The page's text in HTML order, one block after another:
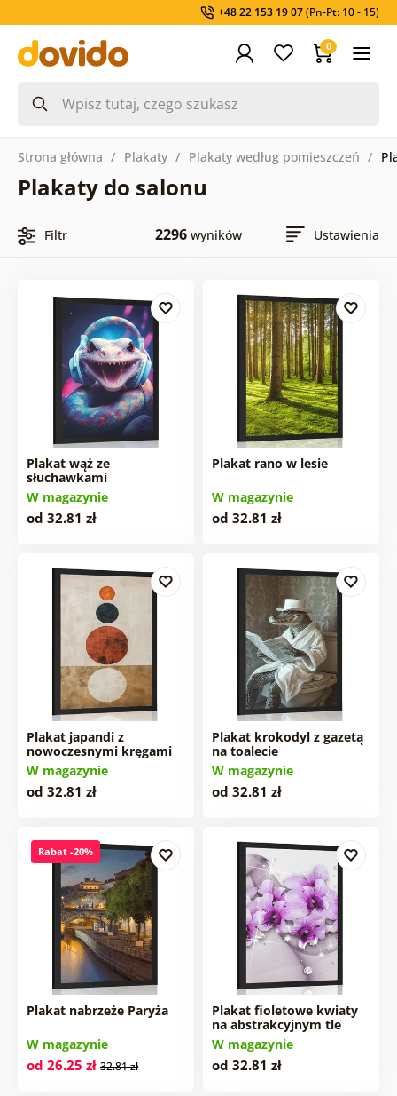
+48 22 153 19 07(Pn-Pt: 10 - 15)
0
Strona główna Plakaty Plakaty według pomieszczeń
Plakaty do salonu
Filtr 2296 wyników Ustawienia
Plakat wąż ze
słuchawkami
W magazynie
od 32.81 zł
Plakat rano w lesie
W magazynie
od 32.81 zł
Plakat japandi z
nowoczesnymi kręgami
W magazynie
od 32.81 zł
Plakat krokodyl z gazetą
na toalecie
W magazynie
od 32.81 zł
Rabat -20%
Plakat nabrzeże Paryża
W magazynie
od 26.25 zł 32.81 zł
Plakat fioletowe kwiaty
na abstrakcyjnym tle
W magazynie
od 32.81 zł